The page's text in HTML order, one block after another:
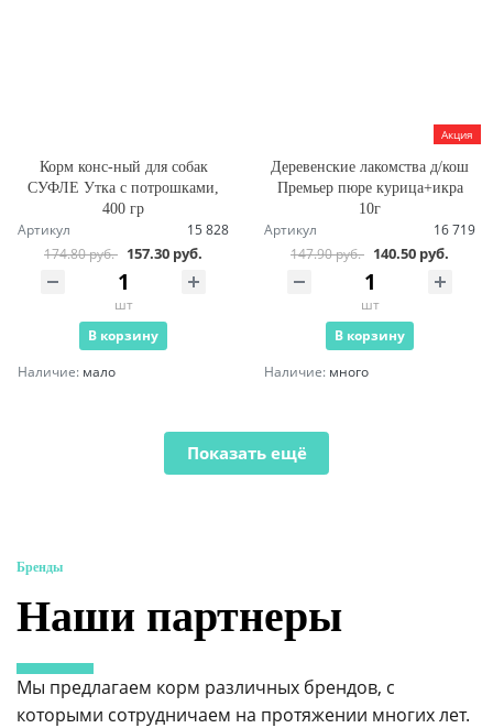
Корм конс-ный для собак
СУФЛЕ Утка с потрошками,
400 гр
Артикул
15 828
174.80 руб. 157.30 руб.
шт
В корзину
Наличие: мало
Акция
Деревенские лакомства д/кош
Премьер пюре курица+икра
10г
Артикул
16 719
147.90 руб. 140.50 руб.
шт
В корзину
Наличие: много
Показать ещё
Бренды
Наши партнеры
Мы предлагаем корм различных брендов, с
которыми сотрудничаем на протяжении многих лет.